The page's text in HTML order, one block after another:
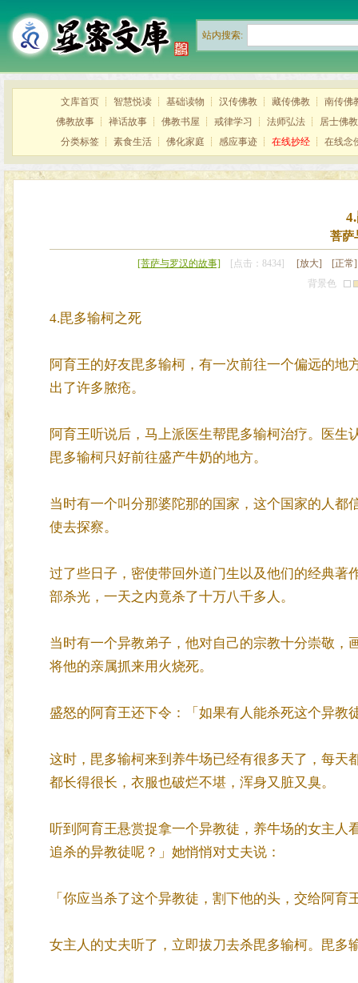
站内搜索:
文库首页 ┊ 智慧悦读 ┊ 基础读物 ┊ 汉传佛教 ┊ 藏传佛教 ┊ 南传佛
佛教故事 ┊ 禅话故事 ┊ 佛教书屋 ┊ 戒律学习 ┊ 法师弘法 ┊ 居士佛教
分类标签 ┊ 素食生活 ┊ 佛化家庭 ┊ 感应事迹 ┊ 在线抄经 ┊ 在线念
菩萨
[菩萨与罗汉的故事] [点击：8434] [放大]
[正常]
背景色
4.毘多输柯之死
阿育王的好友毘多输柯，有一次前往一个偏远的
出了许多脓疮。
阿育王听说后，马上派医生帮毘多输柯治疗。医
毘多输柯只好前往盛产牛奶的地方。
当时有一个叫分那婆陀那的国家，这个国家的人
使去探察。
过了些日子，密使带回外道门生以及他们的经典著
部杀光，一天之内竟杀了十万八千多人。
当时有一个异教弟子，他对自己的宗教十分崇敬
将他的亲属抓来用火烧死。
盛怒的阿育王还下令：「如果有人能杀死这个异教
这时，毘多输柯来到养牛场已经有很多天了，每天
都长得很长，衣服也破烂不堪，浑身又脏又臭。
听到阿育王悬赏捉拿一个异教徒，养牛场的女主人
追杀的异教徒呢？」她悄悄对丈夫说：
「你应当杀了这个异教徒，割下他的头，交给阿
女主人的丈夫听了，立即拔刀去杀毘多输柯。毘多